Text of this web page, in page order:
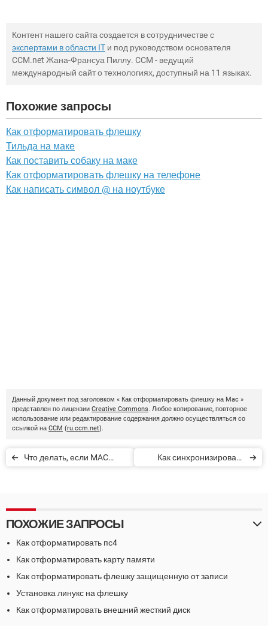
Контент нашего сайта создается в сотрудничестве с
экспертами в области IT и под руководством основателя
CCM.net Жана-Франсуа Пиллу. CCM - ведущий
международный сайт о технологиях, доступный на 11 языках.
Похожие запросы
Как отформатировать флешку
Тильда на маке
Как поставить собаку на маке
Как отформатировать флешку на телефоне
Как написать символ @ на ноутбуке
Данный документ под заголовком « Как отформатировать флешку на Mac »
представлен по лицензии Creative Commons. Любое копирование, повторное
использование или редактирование содержания должно осуществляться со
ссылкой на CCM (ru.ccm.net).
Что делать, если MAC
Как синхронизировать
ПОХОЖИЕ ЗАПРОСЫ
Как отформатировать пс4
Как отформатировать карту памяти
Как отформатировать флешку защищенную от записи
Установка линукс на флешку
Как отформатировать внешний жесткий диск